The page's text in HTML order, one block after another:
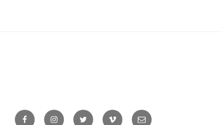
FacebookInstagramTwitter Vimeo Newsletter